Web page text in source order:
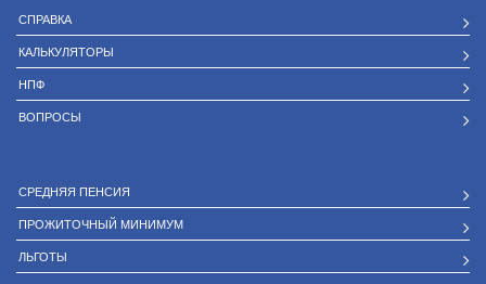
СПРАВКА
КАЛЬКУЛЯТОРЫ
НПФ
ВОПРОСЫ
СРЕДНЯЯ ПЕНСИЯ
ПРОЖИТОЧНЫЙ МИНИМУМ
ЛЬГОТЫ